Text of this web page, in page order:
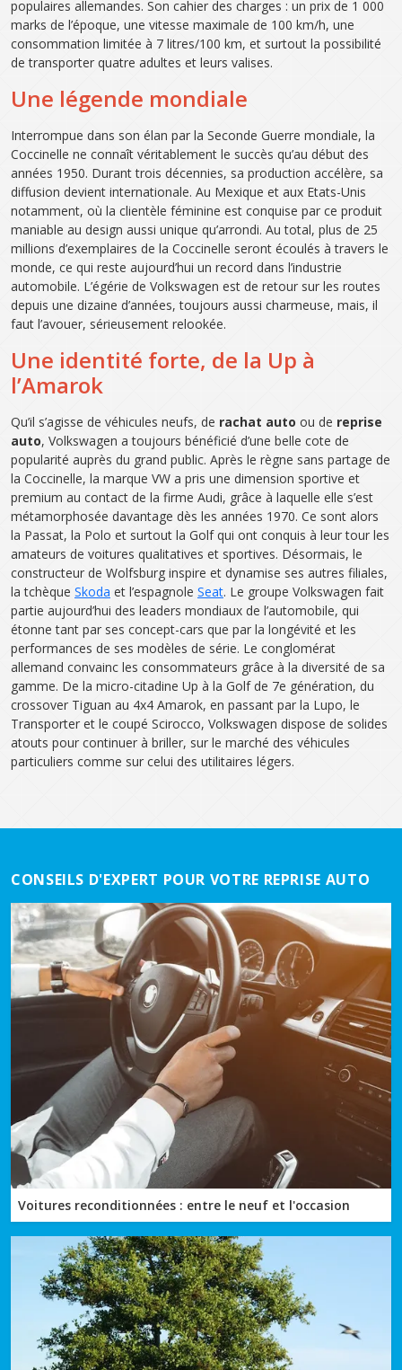
populaires allemandes. Son cahier des charges : un prix de 1 000
marks de l’époque, une vitesse maximale de 100 km/h, une
consommation limitée à 7 litres/100 km, et surtout la possibilité
de transporter quatre adultes et leurs valises.
Une légende mondiale
Interrompue dans son élan par la Seconde Guerre mondiale, la
Coccinelle ne connaît véritablement le succès qu’au début des
années 1950. Durant trois décennies, sa production accélère, sa
diffusion devient internationale. Au Mexique et aux Etats-Unis
notamment, où la clientèle féminine est conquise par ce produit
maniable au design aussi unique qu’arrondi. Au total, plus de 25
millions d’exemplaires de la Coccinelle seront écoulés à travers le
monde, ce qui reste aujourd’hui un record dans l’industrie
automobile. L’égérie de Volkswagen est de retour sur les routes
depuis une dizaine d’années, toujours aussi charmeuse, mais, il
faut l’avouer, sérieusement relookée.
Une identité forte, de la Up à
l’Amarok
Qu’il s’agisse de véhicules neufs, de rachat auto ou de reprise
auto, Volkswagen a toujours bénéficié d’une belle cote de
popularité auprès du grand public. Après le règne sans partage de
la Coccinelle, la marque VW a pris une dimension sportive et
premium au contact de la firme Audi, grâce à laquelle elle s’est
métamorphosée davantage dès les années 1970. Ce sont alors
la Passat, la Polo et surtout la Golf qui ont conquis à leur tour les
amateurs de voitures qualitatives et sportives. Désormais, le
constructeur de Wolfsburg inspire et dynamise ses autres filiales,
la tchèque Skoda et l’espagnole Seat. Le groupe Volkswagen fait
partie aujourd’hui des leaders mondiaux de l’automobile, qui
étonne tant par ses concept-cars que par la longévité et les
performances de ses modèles de série. Le conglomérat
allemand convainc les consommateurs grâce à la diversité de sa
gamme. De la micro-citadine Up à la Golf de 7e génération, du
crossover Tiguan au 4x4 Amarok, en passant par la Lupo, le
Transporter et le coupé Scirocco, Volkswagen dispose de solides
atouts pour continuer à briller, sur le marché des véhicules
particuliers comme sur celui des utilitaires légers.
CONSEILS D'EXPERT POUR VOTRE REPRISE AUTO
Voitures reconditionnées : entre le neuf et l'occasion